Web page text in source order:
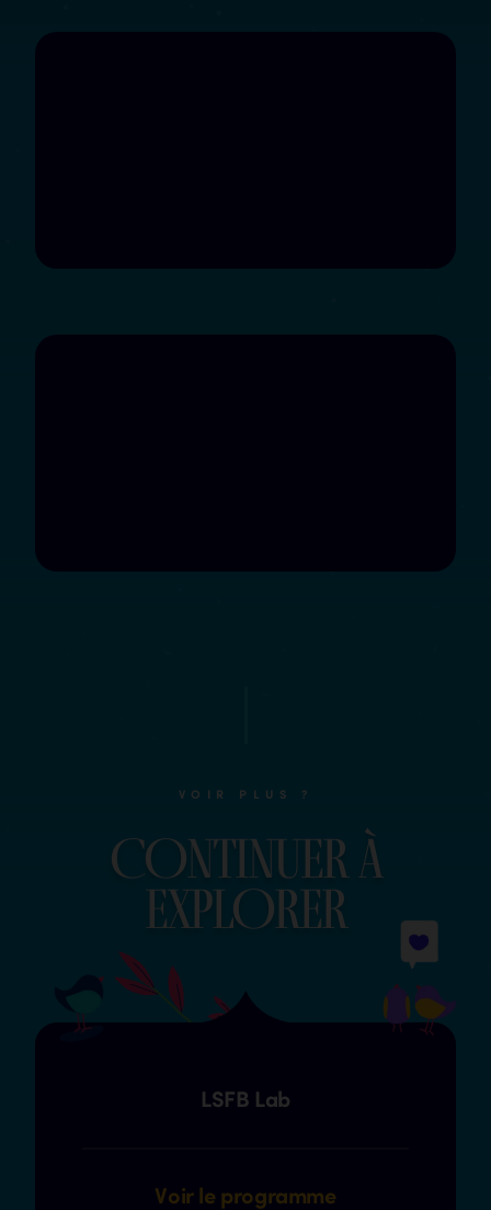
VOIR PLUS ?
COntinuer à
explOrer
LSFB Lab
Voir le programme